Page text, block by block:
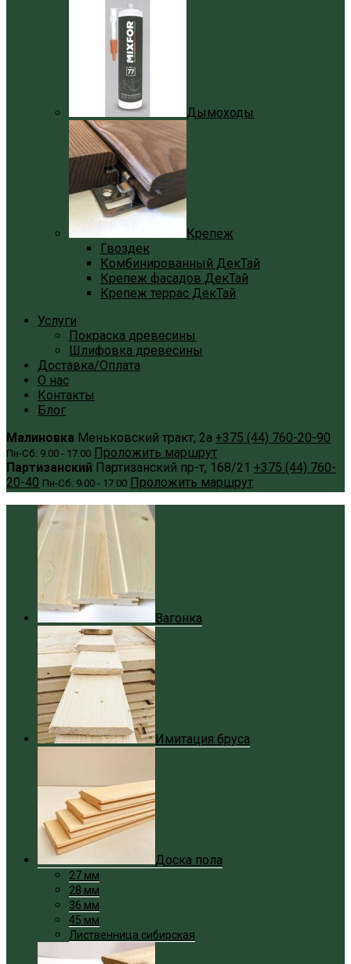
Дымоходы
Крепеж
Гвоздек
Комбинированный ДекТай
Крепеж фасадов ДекТай
Крепеж террас ДекТай
Услуги
Покраска древесины
Шлифовка древесины
Доставка/Оплата
О нас
Контакты
Блог
Малиновка Меньковский тракт, 2а +375 (44) 760-20-90
Пн-Сб: 9.00 - 17.00 Проложить маршрут
Партизанский Партизанский пр-т, 168/21 +375 (44) 760-
20-40 Пн-Сб: 9.00 - 17.00 Проложить маршрут
Вагонка
Имитация бруса
Доска пола
27 мм
28 мм
36 мм
45 мм
Лиственница сибирская